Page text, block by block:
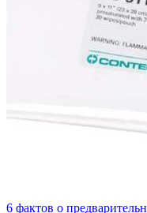
6 фактов о